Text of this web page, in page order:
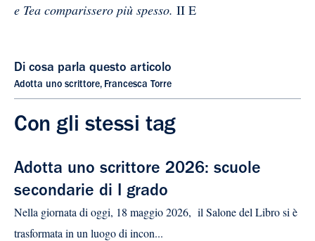
e Tea comparissero più spesso. II E
Di cosa parla questo articolo
Adotta uno scrittore, Francesca Torre
Con gli stessi tag
Adotta uno scrittore 2026: scuole
secondarie di I grado
Nella giornata di oggi, 18 maggio 2026, il Salone del Libro si è
trasformata in un luogo di incon...